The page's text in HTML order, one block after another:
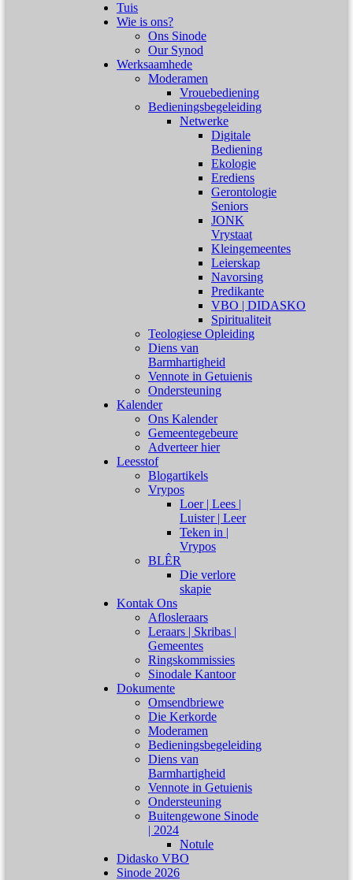
Tuis
Wie is ons?
Ons Sinode
Our Synod
Werksaamhede
Moderamen
Vrouebediening
Bedieningsbegeleiding
Netwerke
Digitale
Bediening
Ekologie
Erediens
Gerontologie
Seniors
JONK
Vrystaat
Kleingemeentes
Leierskap
Navorsing
Predikante
VBO | DIDASKO
Spiritualiteit
Teologiese Opleiding
Diens van
Barmhartigheid
Vennote in Getuienis
Ondersteuning
Kalender
Ons Kalender
Gemeentegebeure
Adverteer hier
Leesstof
Blogartikels
Vrypos
Loer | Lees |
Luister | Leer
Teken in |
Vrypos
BLÊR
Die verlore
skapie
Kontak Ons
Aflosleraars
Leraars | Skribas |
Gemeentes
Ringskommissies
Sinodale Kantoor
Dokumente
Omsendbriewe
Die Kerkorde
Moderamen
Bedieningsbegeleiding
Diens van
Barmhartigheid
Vennote in Getuienis
Ondersteuning
Buitengewone Sinode
| 2024
Notule
Didasko VBO
Sinode 2026